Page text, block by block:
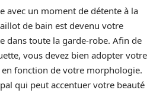
avec un moment de détente à la
de bain est devenu votre
dans toute la garde-robe. Afin de
vous devez bien adopter votre
fonction de votre morphologie.
qui peut accentuer votre beauté